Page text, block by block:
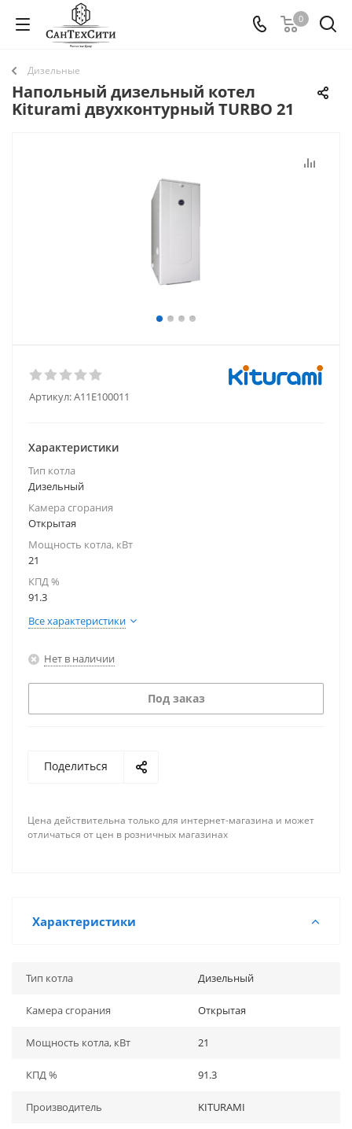
0
Дизельные
Напольный дизельный котел
Kiturami двухконтурный TURBO 21
Артикул:A11E100011
Характеристики
Тип котла
Дизельный
Камера сгорания
Открытая
Мощность котла, кВт
21
КПД %
91.3
Все характеристики
Нет в наличии
Под заказ
Поделиться
Цена действительна только для интернет-магазина и может
отличаться от цен в розничных магазинах
Характеристики
Тип котла Дизельный
Камера сгорания Открытая
Мощность котла, кВт 21
КПД % 91.3
Производитель KITURAMI